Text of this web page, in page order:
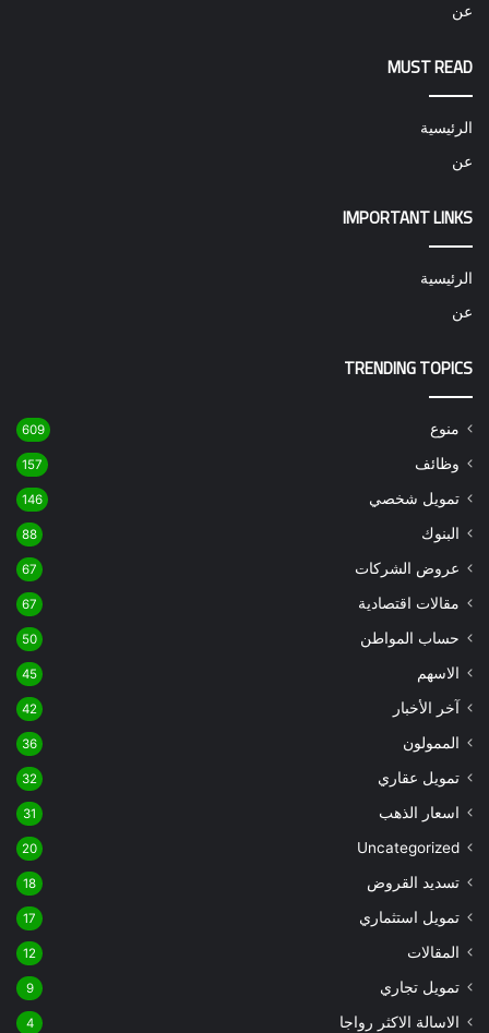
عن
MUST READ
الرئيسية
عن
IMPORTANT LINKS
الرئيسية
عن
TRENDING TOPICS
منوع 609
وظائف 157
تمويل شخصي 146
البنوك 88
عروض الشركات 67
مقالات اقتصادية 67
حساب المواطن 50
الاسهم 45
آخر الأخبار 42
الممولون 36
تمويل عقاري 32
اسعار الذهب 31
Uncategorized
20
تسديد القروض 18
تمويل استثماري 17
المقالات 12
تمويل تجاري 9
الاسالة الاكثر رواجا 4